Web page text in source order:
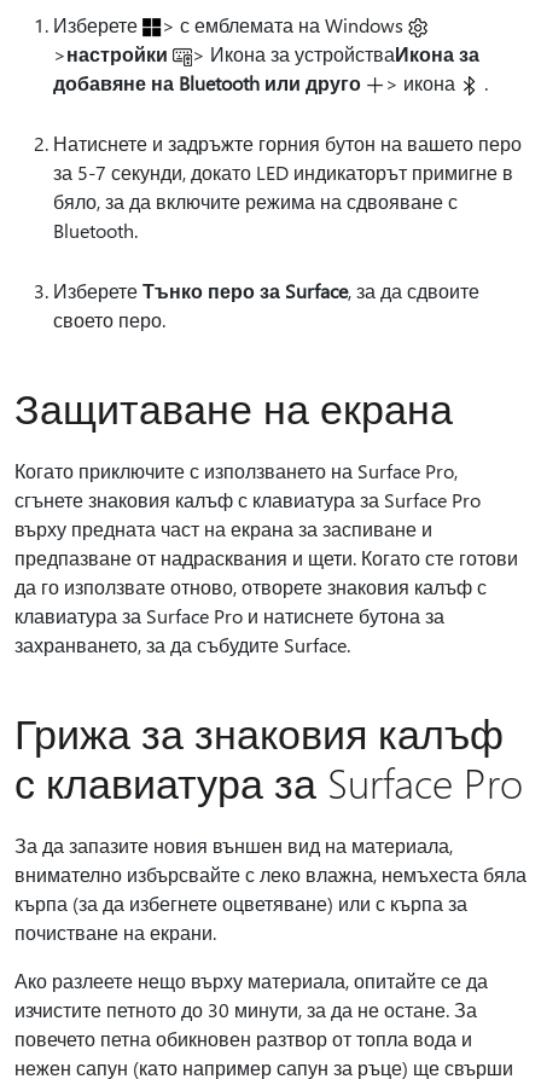
Изберете
> с емблемата на Windows
>настройки > Икона за устройстваИкона за
добавяне на Bluetooth или друго
> икона .
Натиснете и задръжте горния бутон на вашето перо
за 5-7 секунди, докато LED индикаторът примигне в
бяло, за да включите режима на сдвояване с
Bluetooth.
ИзберетеТънко перо за Surface, за да сдвоите
своето перо.
Защитаване на екрана
Когато приключите с използването на Surface Pro,
сгънете знаковия калъф с клавиатура за Surface Pro
върху предната част на екрана за заспиване и
предпазване от надрасквания и щети. Когато сте готови
да го използвате отново, отворете знаковия калъф с
клавиатура за Surface Pro и натиснете бутона за
захранването, за да събудите Surface.
Грижа за знаковия калъф
с клавиатура за Surface Pro
За да запазите новия външен вид на материала,
внимателно избърсвайте с леко влажна, немъхеста бяла
кърпа (за да избегнете оцветяване) или с кърпа за
почистване на екрани.
Ако разлеете нещо върху материала, опитайте се да
изчистите петното до 30 минути, за да не остане. За
повечето петна обикновен разтвор от топла вода и
нежен сапун (като например сапун за ръце) ще свърши